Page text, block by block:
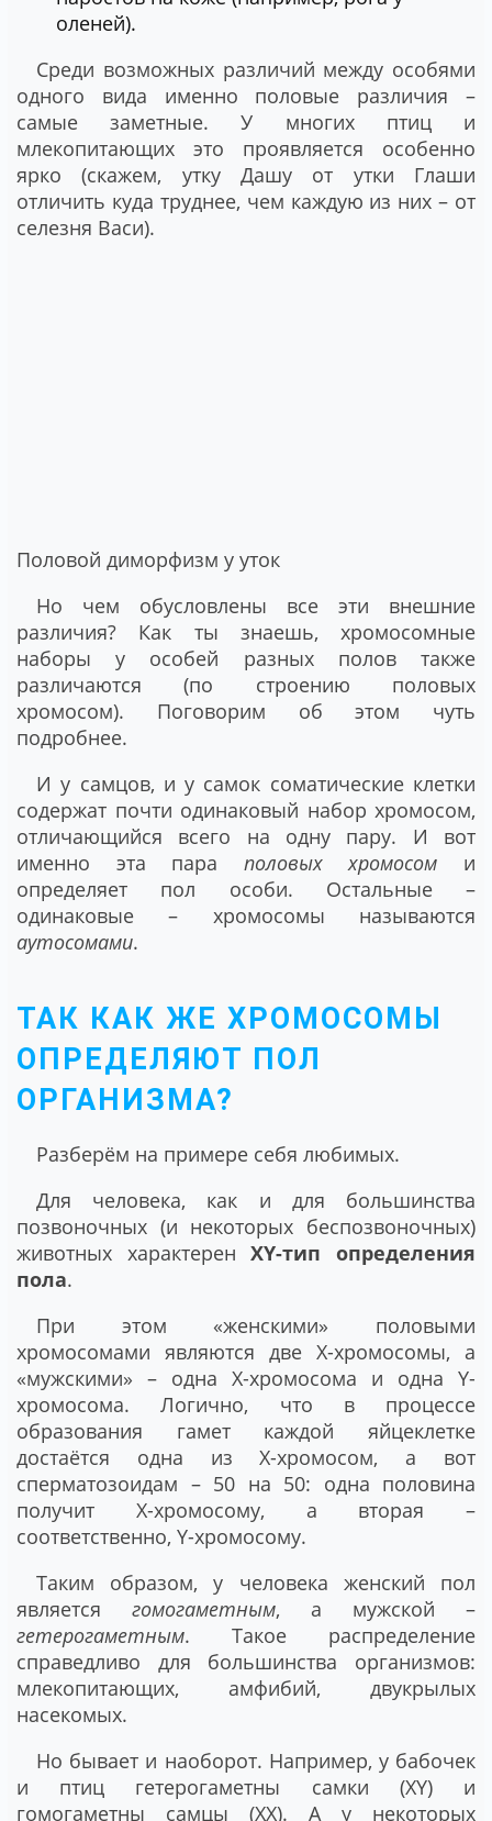
оленей).
Среди возможных различий между особями
одного вида именно половые различия –
самые заметные. У многих птиц и
млекопитающих это проявляется особенно
ярко (скажем, утку Дашу от утки Глаши
отличить куда труднее, чем каждую из них – от
селезня Васи).
Половой диморфизм у уток
Но чем обусловлены все эти внешние
различия? Как ты знаешь, хромосомные
наборы у особей разных полов также
различаются (по строению половых
хромосом). Поговорим об этом чуть
подробнее.
И у самцов, и у самок соматические клетки
содержат почти одинаковый набор хромосом,
отличающийся всего на одну пару. И вот
именно эта пара половых хромосом и
определяет пол особи. Остальные –
одинаковые – хромосомы называются
аутосомами.
ТАК КАК ЖЕ ХРОМОСОМЫ
ОПРЕДЕЛЯЮТ ПОЛ
ОРГАНИЗМА?
Разберём на примере себя любимых.
Для человека, как и для большинства
позвоночных (и некоторых беспозвоночных)
животных характеренXY-тип определения
пола.
При этом «женскими» половыми
хромосомами являются две Х-хромосомы, а
«мужскими» – одна Х-хромосома и одна Y-
хромосома. Логично, что в процессе
образования гамет каждой яйцеклетке
достаётся одна из Х-хромосом, а вот
сперматозоидам – 50 на 50: одна половина
получит Х-хромосому, а вторая –
соответственно, Y-хромосому.
Таким образом, у человека женский пол
является гомогаметным, а мужской –
гетерогаметным. Такое распределение
справедливо для большинства организмов:
млекопитающих, амфибий, двукрылых
насекомых.
Но бывает и наоборот. Например, у бабочек
и птиц гетерогаметны самки (XY) и
гомогаметны самцы (XX). А у некоторых